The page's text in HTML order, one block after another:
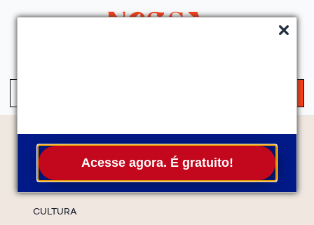
Acesse agora. É gratuito!
Temas
CULTURA